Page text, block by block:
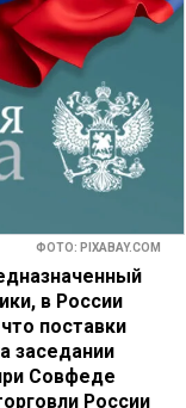
ФОТО: PIXABAY.COM
в России
поставки
заседании
Совфеде
России